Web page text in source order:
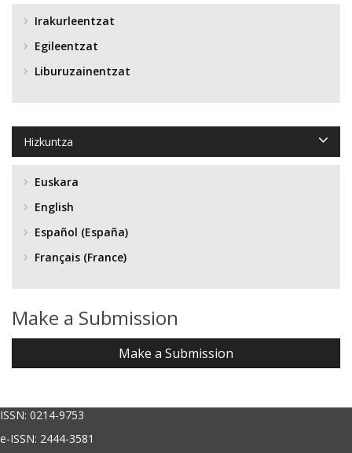
Irakurleentzat
Egileentzat
Liburuzainentzat
Hizkuntza
Euskara
English
Español (España)
Français (France)
Make a Submission
Make a Submission
ISSN: 0214-9753
e-ISSN: 2444-3581